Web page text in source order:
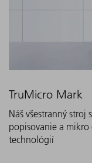
TruMicro Mark
Náš všestranný
popisovanie a mikro
technológií